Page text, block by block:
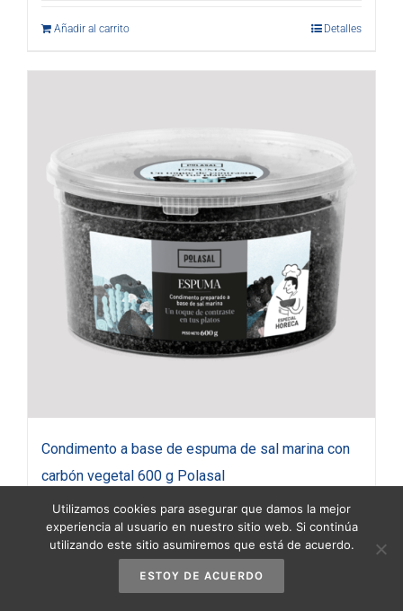
Añadir al carrito Detalles
Condimento a base de espuma de sal marina con
carbón vegetal 600 g Polasal
18,95
(IVA incluido)
Utilizamos cookies para asegurar que damos la mejor
experiencia al usuario en nuestro sitio web. Si continúa
utilizando este sitio asumiremos que está de acuerdo.
ESTOY DE ACUERDO